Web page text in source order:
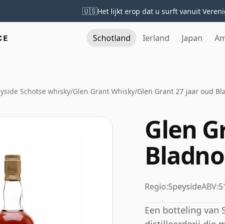
🇺🇸Het lijkt erop dat u surft vanuit
Schotland Ierland Japan
Schotse whisky/Glen Grant Whisky/Glen Grant 27 jaar oud
Glen
Regio:SpeysideABV:
Een botteling van